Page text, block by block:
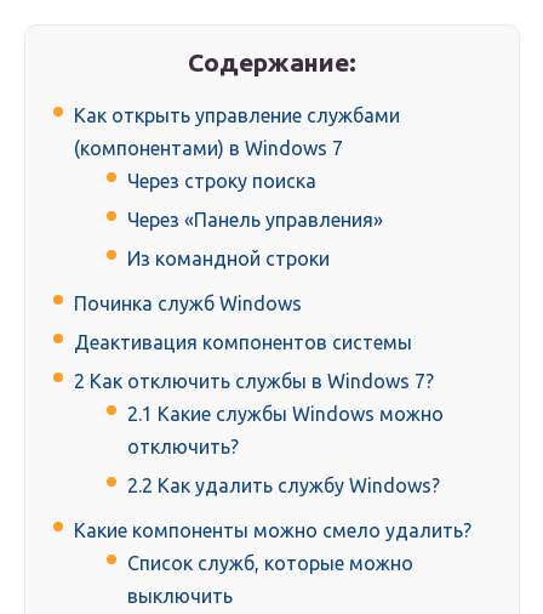
Содержание:
Как открыть управление службами
(компонентами) в Windows 7
Через строку поиска
Через «Панель управления»
Из командной строки
Починка служб Windows
Деактивация компонентов системы
2 Как отключить службы в Windows 7?
2.1 Какие службы Windows можно
отключить?
2.2 Как удалить службу Windows?
Какие компоненты можно смело удалить?
Список служб, которые можно
выключить